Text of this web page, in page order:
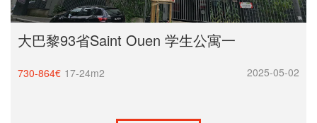
大巴黎93省Saint Ouen 学生公寓一
730-864€ 17-24m2 2025-05-02